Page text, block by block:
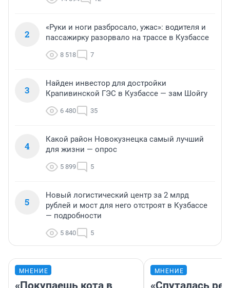
2
«Руки и ноги разбросало, ужас»: водителя и
пассажирку разорвало на трассе в Кузбассе
8 518 7
3
Найден инвестор для достройки
Крапивинской ГЭС в Кузбассе — зам Шойгу
6 480 35
4
Какой район Новокузнецка самый лучший
для жизни — опрос
5 899 5
5
Новый логистический центр за 2 млрд
рублей и мост для него отстроят в Кузбассе
— подробности
5 840 5
МНЕНИЕ
«Покупаешь кота в
МНЕНИЕ
«Спуталась